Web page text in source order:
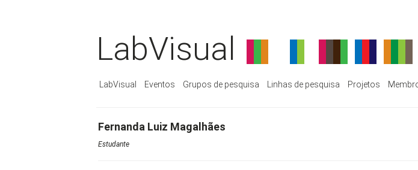
LabVisual
LabVisual Eventos Grupos de pesquisa Linhas de pesquisa Projetos
Fernanda Luiz Magalhães
Estudante